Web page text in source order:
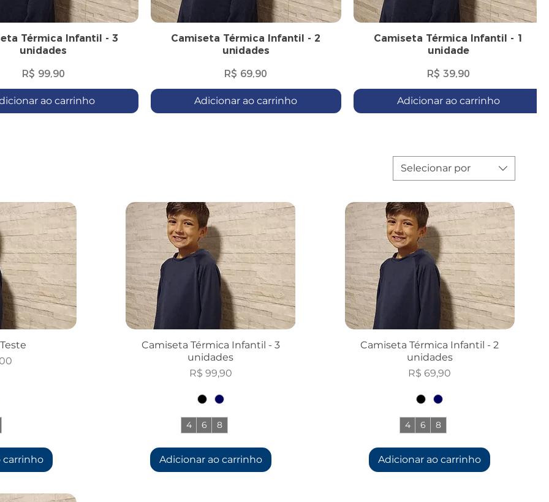
Térmica Infantil - 3
unidades
Preço
R$ 99,90
ao carrinho
Camiseta Térmica Infantil - 2
unidades
Preço
R$ 69,90
Adicionar ao carrinho
Camiseta Térmica Infantil - 1
unidade
Preço
R$ 39,90
Adicionar ao carrinho
Selecionar por
carrinho
Camiseta Térmica Infantil - 3
unidades
Preço
R$ 99,90
4 6 8
Adicionar ao carrinho
Camiseta Térmica Infantil - 2
unidades
Preço
R$ 69,90
4 6 8
Adicionar ao carrinho